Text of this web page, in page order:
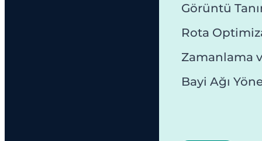
Görüntü
Rota
Zamanlama
Bayi Ağı